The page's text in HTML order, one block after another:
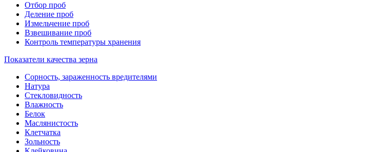
Отбор проб
Деление проб
Измельчение проб
Взвешивание проб
Контроль температуры хранения
Показатели качества зерна
Сорность, зараженность вредителями
Натура
Стекловидность
Влажность
Белок
Маслянистость
Клетчатка
Зольность